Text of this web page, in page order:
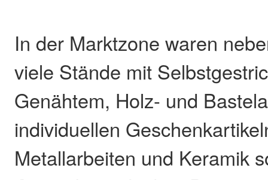
In der Marktzone waren
viele Stände mit
Genähtem, Holz- und
individuellen
Metallarbeiten und Keramik